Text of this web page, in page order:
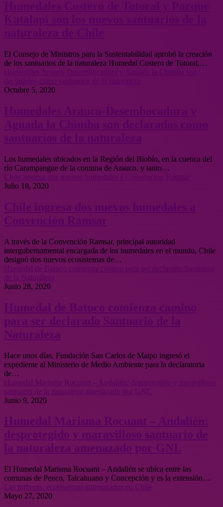
El Consejo de Ministros para la Sustentabilidad aprobó la creación
de los santuarios de la naturaleza Humedal Costero de Totoral,…
Octubre 5, 2020
Los humedales ubicados en la Región del Biobío, en la cuenca del
río Carampangue de la comuna de Arauco, y tanto…
Julio 18, 2020
A través de la Convención Ramsar, principal autoridad
intergubernamental encargada de los humedales en el mundo, Chile
designó dos nuevos ecosistemas de…
Junio 28, 2020
Hace unos días, Fundación San Carlos de Maipo ingresó el
expediente al Ministerio de Medio Ambiente para la declaratoria
de…
Junio 9, 2020
El Humedal Marisma Rocuant – Andalién se ubica entre las
comunas de Penco, Talcahuano y Concepción y es la extensión…
Mayo 27, 2020